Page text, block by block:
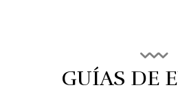
GUÍAS DE